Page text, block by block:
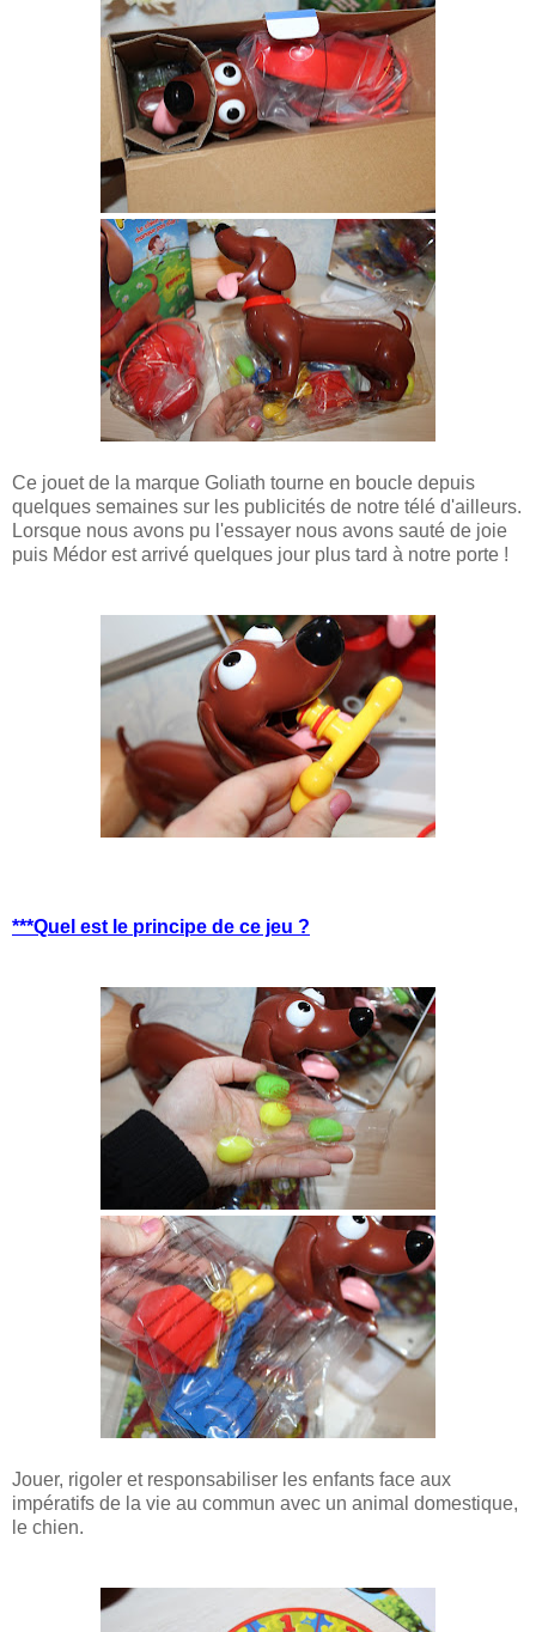
Ce jouet de la marque Goliath tourne en boucle depuis
quelques semaines sur les publicités de notre télé d'ailleurs.
Lorsque nous avons pu l'essayer nous avons sauté de joie
puis Médor est arrivé quelques jour plus tard à notre porte !
***Quel est le principe de ce jeu ?
Jouer, rigoler et responsabiliser les enfants face aux
impératifs de la vie au commun avec un animal domestique,
le chien.